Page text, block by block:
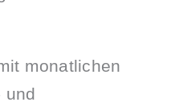
monatlichen
und